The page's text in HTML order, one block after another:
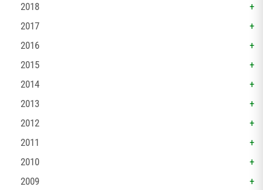
2018
2017
2016
2015
2014
2013
2012
2011
2010
2009